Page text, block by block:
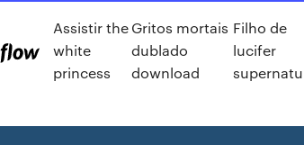
Assistir the
white
princess
Gritos mortais
dublado
download
Filho de
lucifer